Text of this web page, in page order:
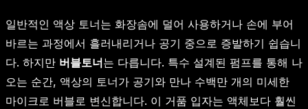
일반적인 액상 토너는 화장솜에 덜어 사용하거나 손에 부어
바르는 과정에서 흘러내리거나 공기 중으로 증발하기 쉽습니
다. 하지만 버블토너는 다릅니다. 특수 설계된 펌프를 통해 나
오는 순간, 액상의 토너가 공기와 만나 수백만 개의 미세한
마이크로 버블로 변신합니다. 이 거품 입자는 액체보다 훨씬